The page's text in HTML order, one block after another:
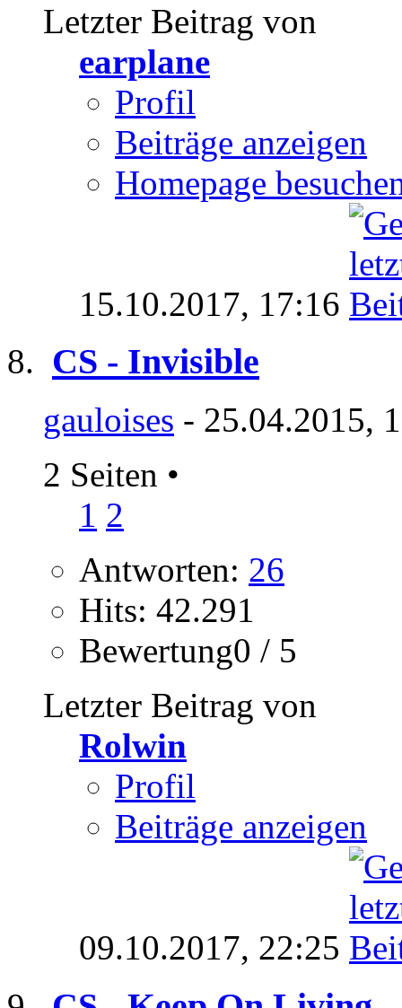
Letzter Beitrag von
earplane
Profil
Beiträge anzeigen
Homepage
15.10.2017, 17:16
CS - Invisible
gauloises - 25.04.2015,
2 Seiten •
1 2
Antworten: 26
Hits: 42.291
Bewertung0 / 5
Letzter Beitrag von
Rolwin
Profil
Beiträge anzeigen
09.10.2017, 22:25